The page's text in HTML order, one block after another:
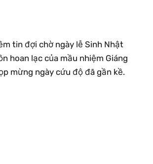
tin đợi chờ ngày lễ Sinh Nhật
hoan lạc của mầu nhiệm Giáng
mừng ngày cứu độ đã gần kề.